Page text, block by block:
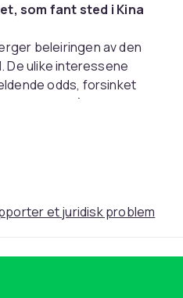
som fant sted i Kina
beleiringen av den
De ulike interessene
odds, forsinket
Robson) og hennes
et juridisk problem